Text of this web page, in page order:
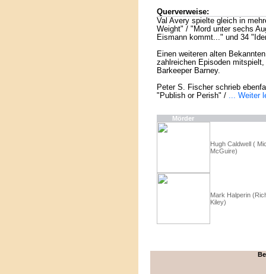
Querverweise:
Val Avery spielte gleich in
Weight" / "Mord unter sechs
Eismann kommt..." und 34
Einen weiteren alten
zahlreichen Episoden
Barkeeper Barney.
Peter S. Fischer schrieb
"Publish or Perish" / ... Weiter
Mörder
Hugh Caldwell (
McGuire)
Mark Halperin
Kiley)